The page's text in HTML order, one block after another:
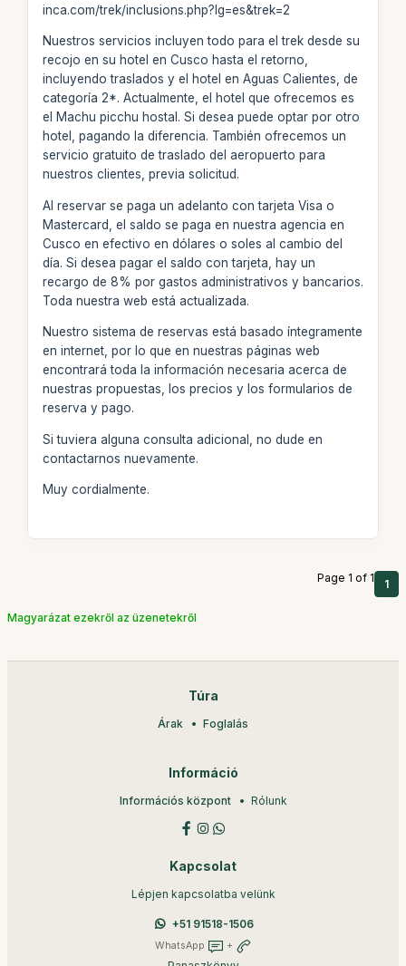
inca.com/trek/inclusions.php?lg=es&trek=2
Nuestros servicios incluyen todo para el trek desde su
recojo en su hotel en Cusco hasta el retorno,
incluyendo traslados y el hotel en Aguas Calientes, de
categoría 2*. Actualmente, el hotel que ofrecemos es
el Machu picchu hostal. Si desea puede optar por otro
hotel, pagando la diferencia. También ofrecemos un
servicio gratuito de traslado del aeropuerto para
nuestros clientes, previa solicitud.
Al reservar se paga un adelanto con tarjeta Visa o
Mastercard, el saldo se paga en nuestra agencia en
Cusco en efectivo en dólares o soles al cambio del
día. Si desea pagar el saldo con tarjeta, hay un
recargo de 8% por gastos administrativos y bancarios.
Toda nuestra web está actualizada.
Nuestro sistema de reservas está basado íntegramente
en internet, por lo que en nuestras páginas web
encontrará toda la información necesaria acerca de
nuestras propuestas, los precios y los formularios de
reserva y pago.
Si tuviera alguna consulta adicional, no dude en
contactarnos nuevamente.
Muy cordialmente.
Page 1 of 1 1
Magyarázat ezekről az üzenetekről
Túra
Árak Foglalás
Információ
Információs központ Rólunk
Kapcsolat
Lépjen kapcsolatba velünk
+51 91518-1506
WhatsApp +